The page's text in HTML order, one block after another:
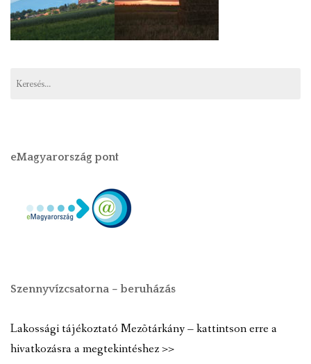
eMagyarország pont
Szennyvízcsatorna – beruházás
Lakossági tájékoztató Mezõtárkány – kattintson erre a
hivatkozásra a megtekintéshez >>